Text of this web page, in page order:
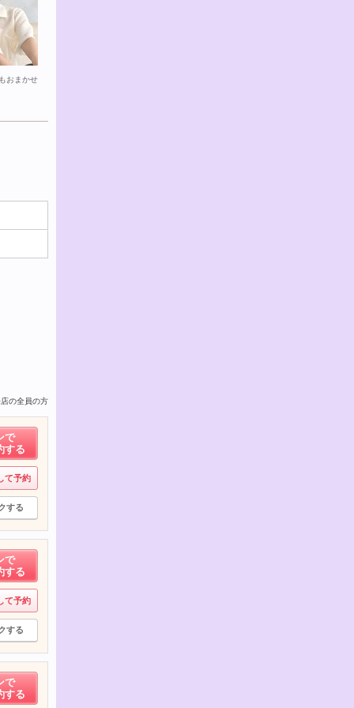
おまかせ
の全員の方
で
する
て予約
する
で
する
て予約
する
で
する